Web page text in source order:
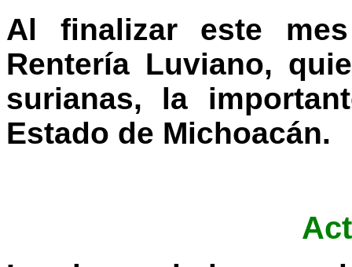
Al finalizar este
Rentería Luviano,
surianas, la
Estado de Michoacán.